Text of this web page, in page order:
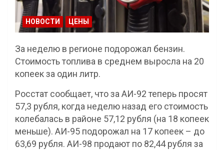
НОВОСТИ ЦЕНЫ
За неделю в регионе подорожал бензин.
Стоимость топлива в среднем выросла на 20
копеек за один литр.
Росстат сообщает, что за АИ-92 теперь просят
57,3 рубля, когда неделю назад его стоимость
колебалась в районе 57,12 рубля (на 18 копеек
меньше). АИ-95 подорожал на 17 копеек – до
63,69 рубля. АИ-98 продают по 82,44 рубля за